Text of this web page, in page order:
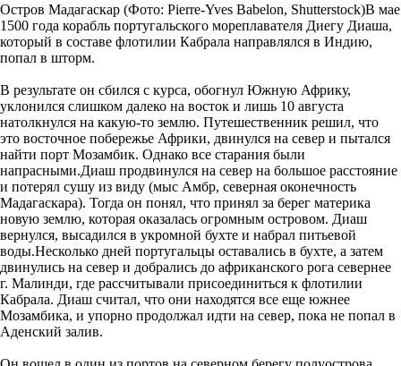
Остров Мадагаскар (Фото: Pierre-Yves Babelon, Shutterstock)В мае
1500 года корабль португальского мореплавателя Диегу Диаша,
который в составе флотилии Кабрала направлялся в Индию,
попал в шторм.
В результате он сбился с курса, обогнул Южную Африку,
уклонился слишком далеко на восток и лишь 10 августа
натолкнулся на какую-то землю. Путешественник решил, что
это восточное побережье Африки, двинулся на север и пытался
найти порт Мозамбик. Однако все старания были
напрасными.Диаш продвинулся на север на большое расстояние
и потерял сушу из виду (мыс Амбр, северная оконечность
Мадагаскара). Тогда он понял, что принял за берег материка
новую землю, которая оказалась огромным островом. Диаш
вернулся, высадился в укромной бухте и набрал питьевой
воды.Несколько дней португальцы оставались в бухте, а затем
двинулись на север и добрались до африканского рога севернее
г. Малинди, где рассчитывали присоединиться к флотилии
Кабрала. Диаш считал, что они находятся все еще южнее
Мозамбика, и упорно продолжал идти на север, пока не попал в
Аденский залив.